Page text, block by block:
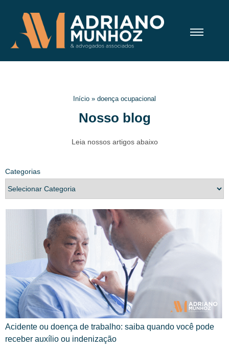
Início » doença ocupacional
Nosso blog
Leia nossos artigos abaixo
Categorias
Acidente ou doença de trabalho: saiba quando você pode
receber auxílio ou indenização